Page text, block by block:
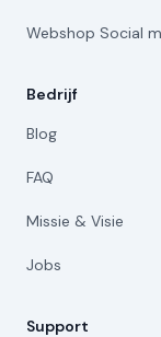
Webshop Social
Bedrijf
Blog
FAQ
Missie & Visie
Jobs
Support